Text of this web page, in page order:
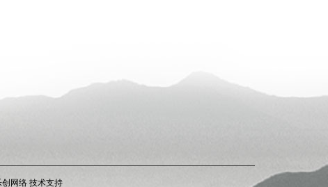
创网络技术支持